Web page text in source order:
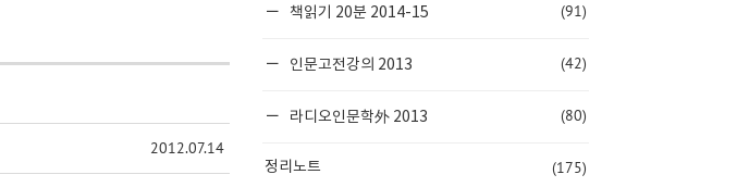
2012.07.14
책읽기 20분 2014-15 (91)
인문고전강의 2013 (42)
라디오인문학外 2013 (80)
정리노트 (175)